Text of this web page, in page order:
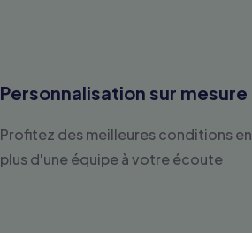
Personnalisation sur mesure
Profitez des meilleures conditions en
plus d'une équipe à votre écoute